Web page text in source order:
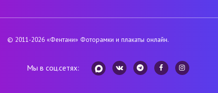
© 2011-2026 «Фентани» Фоторамки и плакаты онлайн.
Мы в соц.сетях: